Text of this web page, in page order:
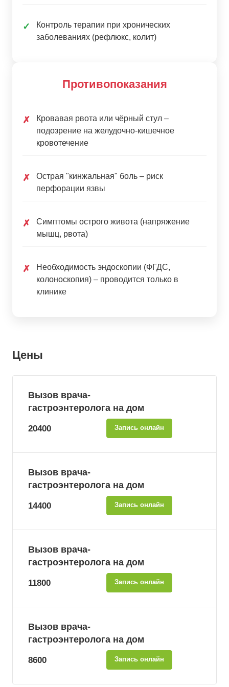
✓
Контроль терапии при хронических
заболеваниях (рефлюкс, колит)
Противопоказания
✗
Кровавая рвота или чёрный стул –
подозрение на желудочно-кишечное
кровотечение
✗
Острая "кинжальная" боль – риск
перфорации язвы
✗
Симптомы острого живота (напряжение
мышц, рвота)
✗
Необходимость эндоскопии (ФГДС,
колоноскопия) – проводится только в
клинике
Цены
Вызов врача-
гастроэнтеролога на дом
20400 Запись онлайн
Вызов врача-
гастроэнтеролога на дом
14400 Запись онлайн
Вызов врача-
гастроэнтеролога на дом
11800 Запись онлайн
Вызов врача-
гастроэнтеролога на дом
8600 Запись онлайн